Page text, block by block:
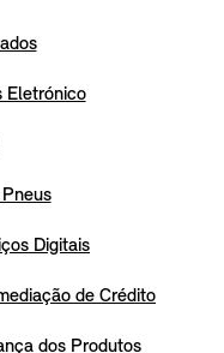
Eletrónico
Digitais
de Crédito
dos Produtos